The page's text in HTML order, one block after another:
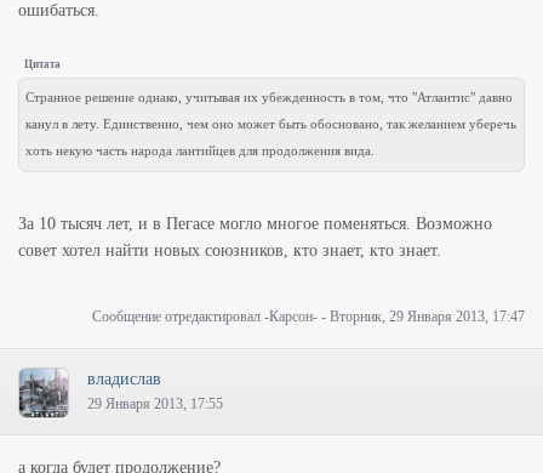
ошибаться.
Цитата
Странное решение однако, учитывая их убежденность в том, что "Атлантис" давно
канул в лету. Единственно, чем оно может быть обосновано, так желанием уберечь
хоть некую часть народа лантийцев для продолжения вида.
За 10 тысяч лет, и в Пегасе могло многое поменяться. Возможно
совет хотел найти новых союзников, кто знает, кто знает.
Сообщение отредактировал -Карсон- - Вторник, 29 Января 2013, 17:47
владислав
29 Января 2013, 17:55
а когда будет продолжение?